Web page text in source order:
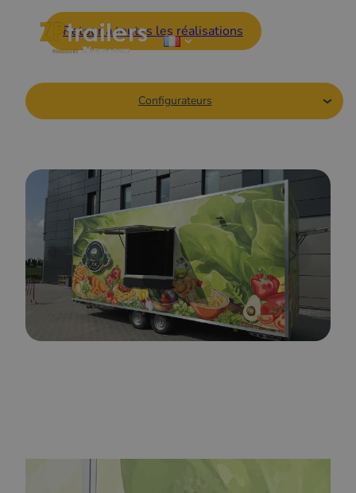
Configurateurs
Retour à toutes les réalisations